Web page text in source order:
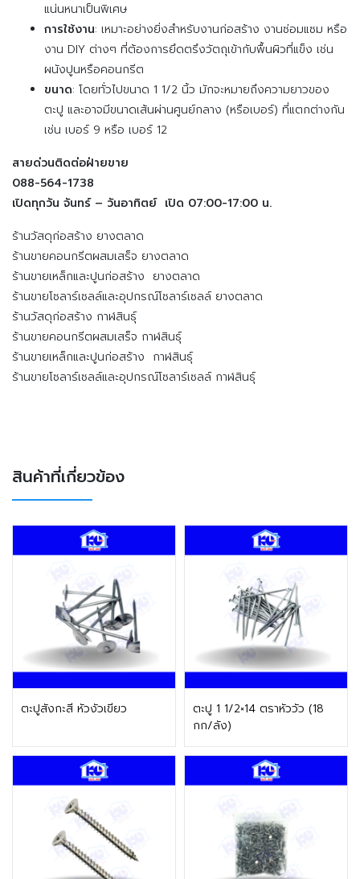
แน่นหนาเป็นพิเศษ
การใช้งาน: เหมาะอย่างยิ่งสำหรับงานก่อสร้าง งานซ่อมแซม หรือ
งาน DIY ต่างๆ ที่ต้องการยึดตรึงวัตถุเข้ากับพื้นผิวที่แข็ง เช่น
ผนังปูนหรือคอนกรีต
ขนาด: โดยทั่วไปขนาด 1 1/2 นิ้ว มักจะหมายถึงความยาวของ
ตะปู และอาจมีขนาดเส้นผ่านศูนย์กลาง (หรือเบอร์) ที่แตกต่างกัน
เช่น เบอร์ 9 หรือ เบอร์ 12
สายด่วนติดต่อฝ่ายขาย
088-564-1738
เปิดทุกวัน จันทร์ – วันอาทิตย์ เปิด 07:00-17:00 น.
ร้านวัสดุก่อสร้าง ยางตลาด
ร้านขายคอนกรีตผสมเสร็จ ยางตลาด
ร้านขายเหล็กและปูนก่อสร้าง ยางตลาด
ร้านขายโซลาร์เซลล์และอุปกรณ์โซลาร์เซลล์ ยางตลาด
ร้านวัสดุก่อสร้าง กาฬสินธุ์
ร้านขายคอนกรีตผสมเสร็จ กาฬสินธุ์
ร้านขายเหล็กและปูนก่อสร้าง กาฬสินธุ์
ร้านขายโซลาร์เซลล์และอุปกรณ์โซลาร์เซลล์ กาฬสินธุ์
สินค้าที่เกี่ยวข้อง
ตะปูสังกะสี หัวงัวเขียว
ติดต่อฝ่ายขาย
ตะปู 1 1/2×14 ตราหัววัว (18
กก/ลัง)
ติดต่อฝ่ายขาย